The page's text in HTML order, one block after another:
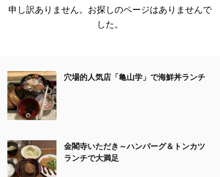
申し訳ありません。お探しのページはありませんで
した。
穴場的人気店「亀山学」で海鮮丼ランチ
金閣寺いただき～ハンバーグ＆トンカツ
ランチで大満足